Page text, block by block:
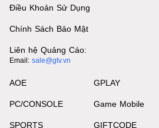
Điều Khoản Sử Dụng
Chính Sách Bảo Mật
Liên hệ Quảng Cáo:
Email: sale@gtv.vn
AOE
PC/CONSOLE
SPORTS
GPLAY
Game Mobile
GIFTCODE